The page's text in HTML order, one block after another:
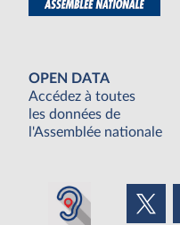
OPEN DATA
Accédez à toutes
les données de
l'Assemblée nationale